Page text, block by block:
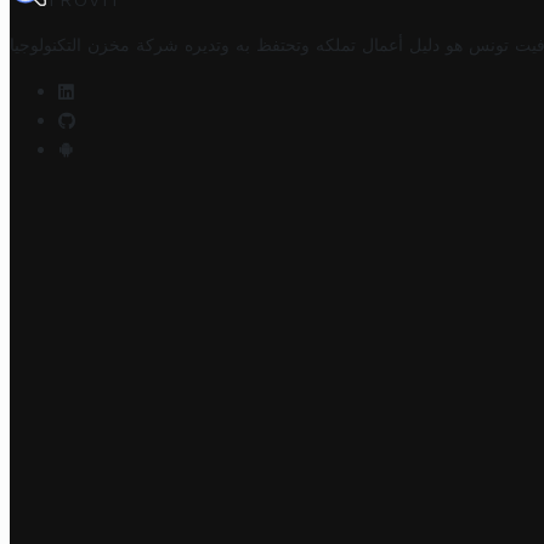
تونس هو دليل أعمال تملكه وتحتفظ به وتديره شركة مخزن التكنولوجيا